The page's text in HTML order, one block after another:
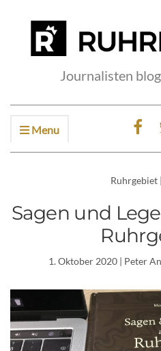
Journalisten
Menu
Ruhrgebiet |
Sagen und
1. Oktober 2020 | Peter